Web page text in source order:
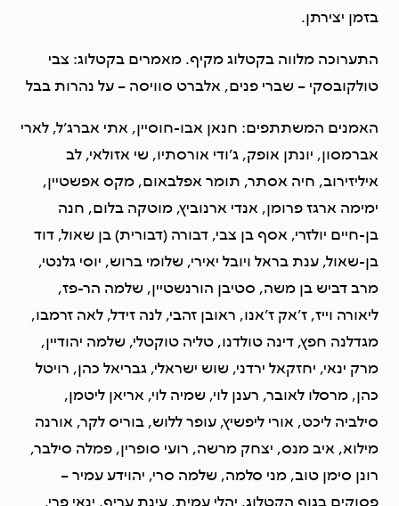
בזמן יצירתן.
התערוכה מלווה בקטלוג מקיף. מאמרים בקטלוג: צבי
טולקובסקי – שברי פנים, אלברט סוויסה – על נהרות בבל
האמנים המשתתפים: חנאן אבו-חוסיין, אתי אברג’ל, לארי
אברמסון, יונתן אופק, ג’ודי אורסתיו, שי אזולאי, לב
איליזירוב, חיה אסתר, תומר אפלבאום, מקס אפשטיין,
ימימה ארגז פרומן, אנדי ארנוביץ, מוטקה בלום, חנה
בן-חיים יולזרי, אסף בן צבי, דבורה (דבורית) בן שאול, דוד
בן-שאול, ענת בראל ויובל יאירי, שלומי ברוש, יוסי גלנטי,
מרב דביש בן משה, סטיבן הורנשטיין, שלמה הר-פז,
ליאורה וייז, ז’אק ז’אנו, ראובן זהבי, לנה זידל, לאה זרמבו,
מגדלנה חפץ, דינה טולדנו, טליה טוקטלי, שלמה יהודיין,
מרק ינאי, יחזקאל ירדני, שוש ישראלי, גבריאל כהן, רויטל
כהן, מרסלו לאובר, רענן לוי, שמיה לוי, אריאן ליטמן,
סילביה ליכט, אורי ליפשיץ, עופר ללוש, בוריס לקר, אורנה
מילוא, איב מנס, יצחק מרשה, רועי סופרין, פמלה סילבר,
רונן סימן טוב, מני סלמה, שלמה סרי, יהוידע עמיר –
פסוקים בגוף הקטלוג, יהלי עמית, עינת עריף, ינאי פרי,